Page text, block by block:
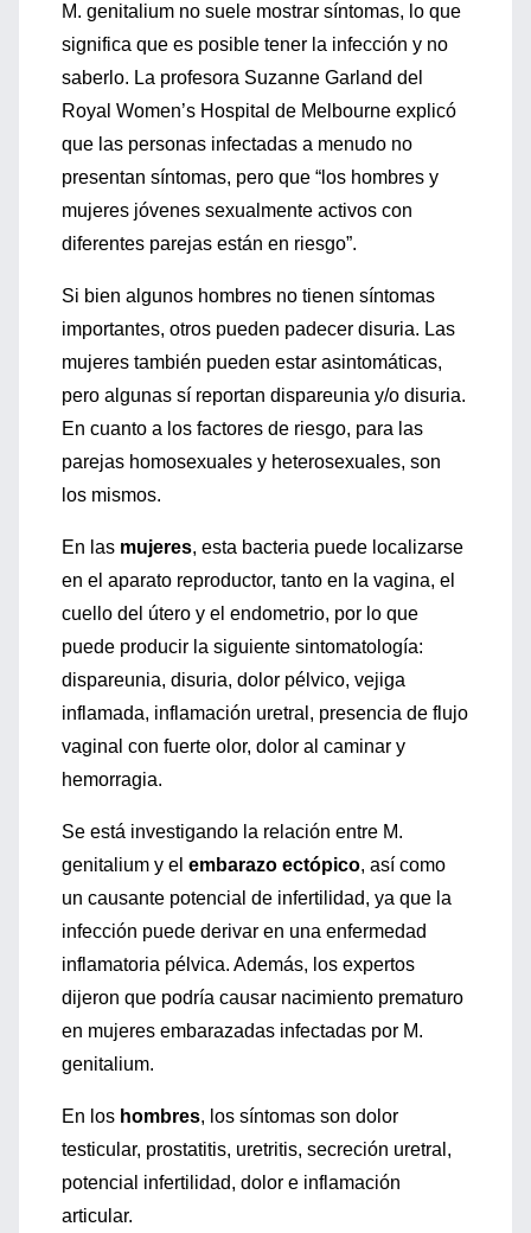
M. genitalium no suele mostrar síntomas, lo que
significa que es posible tener la infección y no
saberlo. La profesora Suzanne Garland del
Royal Women’s Hospital de Melbourne explicó
que las personas infectadas a menudo no
presentan síntomas, pero que “los hombres y
mujeres jóvenes sexualmente activos con
diferentes parejas están en riesgo”.
Si bien algunos hombres no tienen síntomas
importantes, otros pueden padecer disuria. Las
mujeres también pueden estar asintomáticas,
pero algunas sí reportan dispareunia y/o disuria.
En cuanto a los factores de riesgo, para las
parejas homosexuales y heterosexuales, son
los mismos.
En las mujeres, esta bacteria puede localizarse
en el aparato reproductor, tanto en la vagina, el
cuello del útero y el endometrio, por lo que
puede producir la siguiente sintomatología:
dispareunia, disuria, dolor pélvico, vejiga
inflamada, inflamación uretral, presencia de flujo
vaginal con fuerte olor, dolor al caminar y
hemorragia.
Se está investigando la relación entre M.
genitalium y el embarazo ectópico, así como
un causante potencial de infertilidad, ya que la
infección puede derivar en una enfermedad
inflamatoria pélvica. Además, los expertos
dijeron que podría causar nacimiento prematuro
en mujeres embarazadas infectadas por M.
genitalium.
En los hombres, los síntomas son dolor
testicular, prostatitis, uretritis, secreción uretral,
potencial infertilidad, dolor e inflamación
articular.